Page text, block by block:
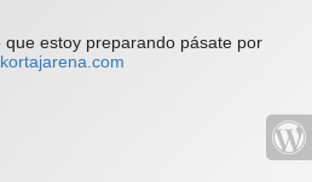
que estoy preparando pásate por